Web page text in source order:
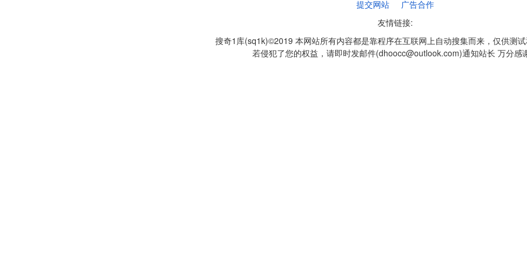
提交网站
广告合作
友情链接:
搜奇1库(sq1k)©2019 本网站所有内容都是靠程序在互联网上自动搜集而来，仅供测试
若侵犯了您的权益，请即时发邮件(dhoocc@outlook.com)通知站长 万分感